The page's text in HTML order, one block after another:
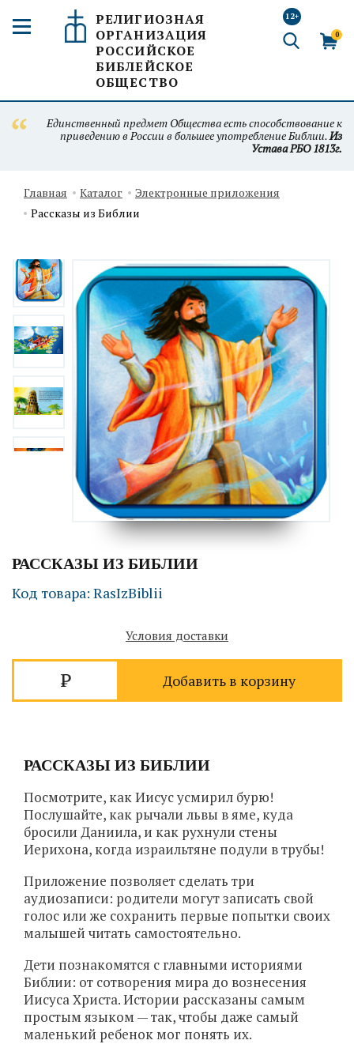
РЕЛИГИОЗНАЯ
ОРГАНИЗАЦИЯ
РОССИЙСКОЕ
БИБЛЕЙСКОЕ
ОБЩЕСТВО
12+
0
Единственный предмет Общества есть способствование к
приведению в России в большее употребление Библии.Из
Устава РБО 1813г.
Главная Каталог
Электронные приложения
Рассказы из Библии
РАССКАЗЫ ИЗ БИБЛИИ
Код товара: RasIzBiblii
Условия доставки
Добавить в корзину
РАССКАЗЫ ИЗ БИБЛИИ
Посмотрите, как Иисус усмирил бурю!
Послушайте, как рычали львы в яме, куда
бросили Даниила, и как рухнули стены
Иерихона, когда израильтяне подули в трубы!
Приложение позволяет сделать три
аудиозаписи: родители могут записать свой
голос или же сохранить первые попытки своих
малышей читать самостоятельно.
Дети познакомятся с главными историями
Библии: от сотворения мира до вознесения
Иисуса Христа. Истории рассказаны самым
простым языком — так, чтобы даже самый
маленький ребенок мог понять их.